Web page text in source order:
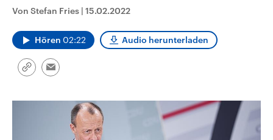
CDU, SPD und FDP regiert.-
Wahlprogramme, aktuelle Berichte
und Hintergründe zu den Parteien
und Kandidaten der anstehenden
Wahl.
Sendungen Programm Podcasts
Audio-Archiv
Von Stefan Fries | 15.02.2022
Hören 02:22 Audio herunterladen
Link
Email